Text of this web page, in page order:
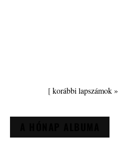
[korábbi lapszámok »